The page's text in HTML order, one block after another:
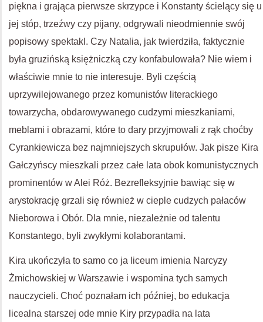
piękna i grająca pierwsze skrzypce i Konstanty ścielący się u
jej stóp, trzeźwy czy pijany, odgrywali nieodmiennie swój
popisowy spektakl. Czy Natalia, jak twierdziła, faktycznie
była gruzińską księżniczką czy konfabulowała? Nie wiem i
właściwie mnie to nie interesuje. Byli częścią
uprzywilejowanego przez komunistów literackiego
towarzycha, obdarowywanego cudzymi mieszkaniami,
meblami i obrazami, które to dary przyjmowali z rąk choćby
Cyrankiewicza bez najmniejszych skrupułów. Jak pisze Kira
Gałczyńscy mieszkali przez całe lata obok komunistycznych
prominentów w Alei Róż. Bezrefleksyjnie bawiąc się w
arystokrację grzali się również w cieple cudzych pałaców
Nieborowa i Obór. Dla mnie, niezależnie od talentu
Konstantego, byli zwykłymi kolaborantami.
Kira ukończyła to samo co ja liceum imienia Narcyzy
Żmichowskiej w Warszawie i wspomina tych samych
nauczycieli. Choć poznałam ich później, bo edukacja
licealna starszej ode mnie Kiry przypadła na lata